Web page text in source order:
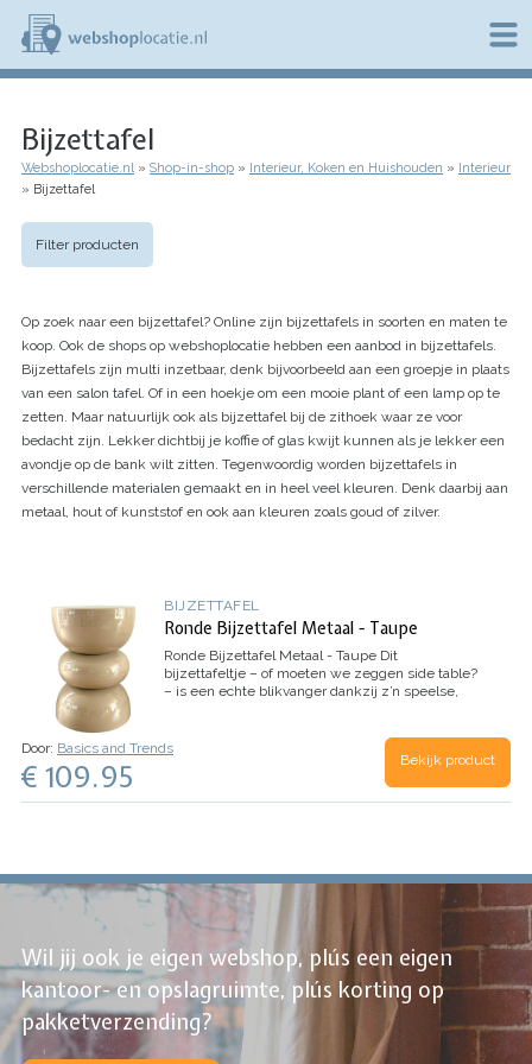
Overslaan
naar
de
b
s
h
o
t
i
e
Bijzettafel
Kruimelpad
Webshoplocatie.nl Shop-in-shop Interieur, Koken en Huishouden
Interieur
Bijzettafel
Filter producten
Op zoek naar een bijzettafel? Online zijn bijzettafels in soorten en maten te
koop. Ook de shops op webshoplocatie hebben een aanbod in bijzettafels.
Bijzettafels zijn multi inzetbaar, denk bijvoorbeeld aan een groepje in plaats
van een salon tafel. Of in een hoekje om een mooie plant of een lamp op te
zetten. Maar natuurlijk ook als bijzettafel bij de zithoek waar ze voor
bedacht zijn. Lekker dichtbij je koffie of glas kwijt kunnen als je lekker een
avondje op de bank wilt zitten. Tegenwoordig worden bijzettafels in
verschillende materialen gemaakt en in heel veel kleuren. Denk daarbij aan
metaal, hout of kunststof en ook aan kleuren zoals goud of zilver.
BIJZETTAFEL
Ronde Bijzettafel Metaal - Taupe
Ronde Bijzettafel Metaal - Taupe Dit
bijzettafeltje – of moeten we zeggen side table?
– is een echte blikvanger dankzij z’n speelse,
Door: Basics and Trends
€ 109.95 Bekijk product
Wil jij ook je eigen webshop, plús een eigen
kantoor- en opslagruimte, plús korting op
pakketverzending?